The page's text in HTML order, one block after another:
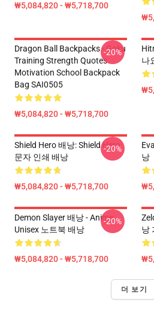
₩5,084,820 - ₩5,718,700
Dragon Ball Backpacks - Goku
Training Strength Quotes
Motivation School Backpack
Bag SAI0505
₩5,084,820 - ₩5,718,700
-20%
나
Shield Hero 배낭: Shield Hero
문자 인쇄 배낭
₩5,084,820 - ₩5,718,700
-20%
낭
Demon Slayer 배낭 - Anime
Unisex 노트북 배낭
₩5,084,820 - ₩5,718,700
-20%
낭
더 보기